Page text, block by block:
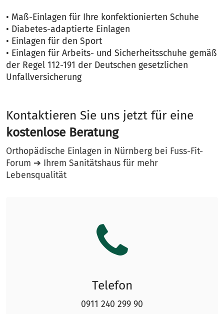
• Maß-Einlagen für Ihre konfektionierten Schuhe
• Diabetes-adaptierte Einlagen
• Einlagen für den Sport
• Einlagen für Arbeits- und Sicherheitsschuhe gemäß
der Regel 112-191 der Deutschen gesetzlichen
Unfallversicherung
Kontaktieren Sie uns jetzt für eine
kostenlose Beratung
Orthopädische Einlagen in Nürnberg bei Fuss-Fit-
Forum ➔ Ihrem Sanitätshaus für mehr
Lebensqualität
Telefon
0911 240 299 90